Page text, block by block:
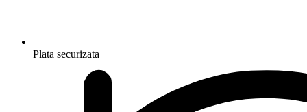
Plata securizata